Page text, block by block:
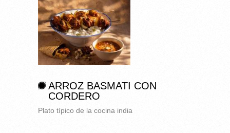
ARROZ BASMATI CON
CORDERO
Plato típico de la cocina india